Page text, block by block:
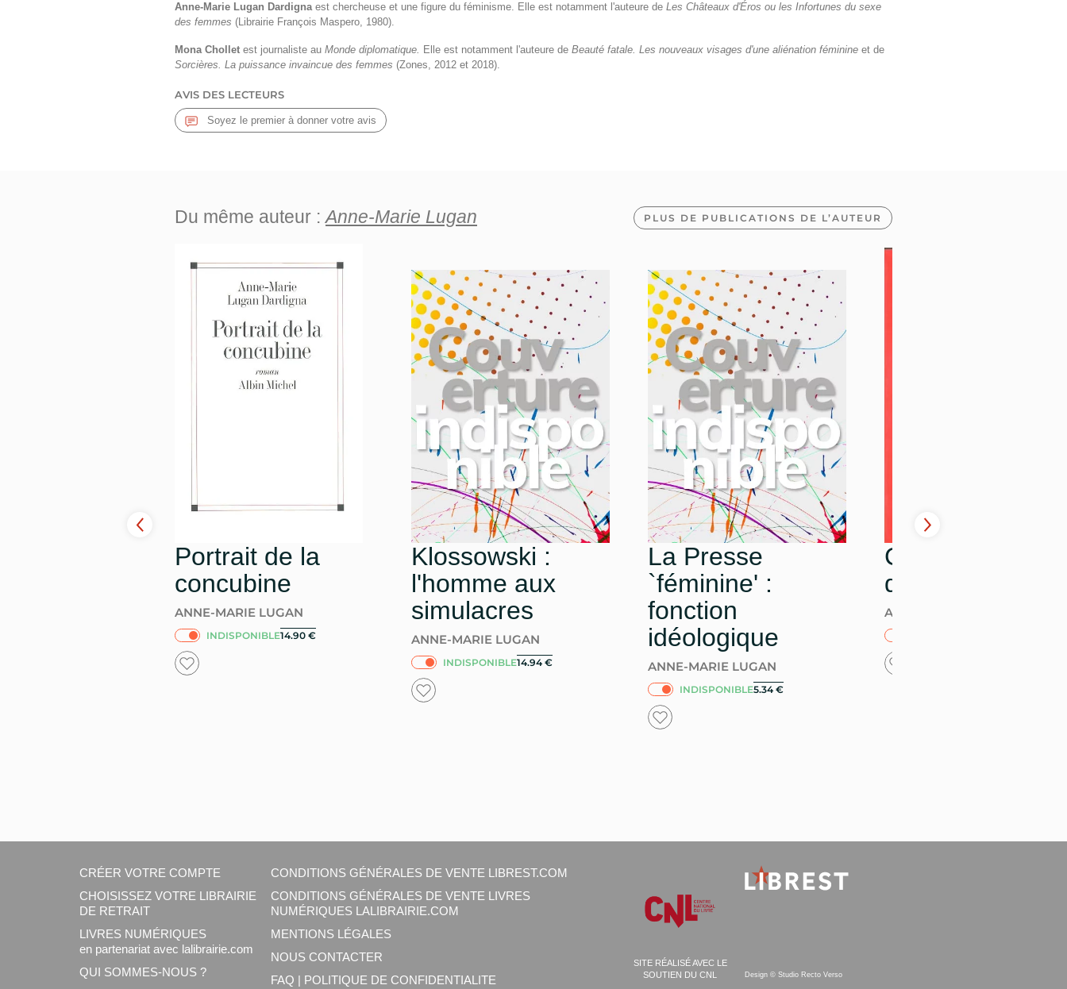
Anne-Marie Lugan Dardignaest chercheuse et une figure du féminisme. Elle est notamment l'auteure de Les Châteaux d'Éros ou les Infortunes du sexe
des femmes (Librairie François Maspero, 1980).
Mona Chollet est journaliste au Monde diplomatique. Elle est notamment l'auteure de Beauté fatale. Les nouveaux visages d'une aliénation féminine et de
Sorcières. La puissance invaincue des femmes (Zones, 2012 et 2018).
AVIS DES LECTEURS
Soyez le premier à donner votre avis
Du même auteur :Anne-Marie Lugan
Portrait de la
concubine
ANNE-MARIE LUGAN
INDISPONIBLE14.90 €
Klossowski :
l'homme aux
simulacres
ANNE-MARIE LUGAN
INDISPONIBLE14.94 €
La Presse
`féminine' :
fonction
idéologique
ANNE-MARIE LUGAN
INDISPONIBLE5.34 €
Confession d'un
double
ANNE-MARIE LUGAN
PLUS DE PUBLICATIONS DE L’AUTEUR
Design ©Studio Recto Verso
CRÉER VOTRE COMPTE
CHOISISSEZ VOTRE LIBRAIRIE
DE RETRAIT
LIVRES NUMÉRIQUES
en partenariat avec lalibrairie.com
QUI SOMMES-NOUS ?
CONDITIONS GÉNÉRALES DE VENTE LIBREST.COM
CONDITIONS GÉNÉRALES DE VENTE LIVRES
NUMÉRIQUES LALIBRAIRIE.COM
MENTIONS LÉGALES
NOUS CONTACTER
FAQ | POLITIQUE DE CONFIDENTIALITE
SITE RÉALISÉ AVEC LE
SOUTIEN DU CNL